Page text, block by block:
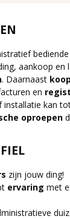
bediende
aankoop en
. Daarnaast koop
en
kan
oproepen
zijn jouw ding!
ervaring met